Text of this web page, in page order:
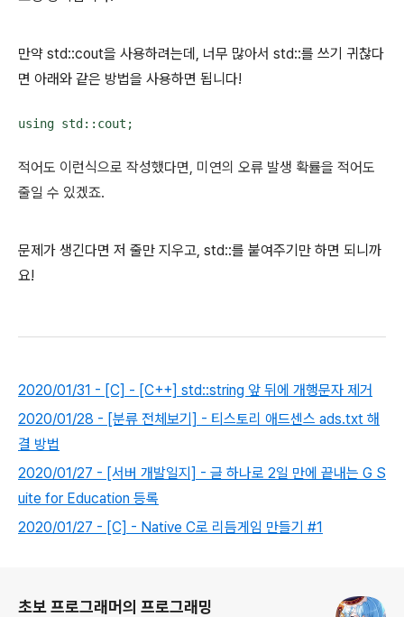
만약 std::cout을 사용하려는데, 너무 많아서 std::를 쓰기 귀찮다
면 아래와 같은 방법을 사용하면 됩니다!
적어도 이런식으로 작성했다면, 미연의 오류 발생 확률을 적어도
줄일 수 있겠죠.
문제가 생긴다면 저 줄만 지우고, std::를 붙여주기만 하면 되니까
요!
2020/01/31 - [C] - [C++] std::string 앞 뒤에 개행문자 제거
2020/01/28 - [분류 전체보기] - 티스토리 애드센스 ads.txt 해
결 방법
2020/01/27 - [서버 개발일지] - 글 하나로 2일 만에 끝내는 G S
uite for Education 등록
2020/01/27 - [C] - Native C로 리듬게임 만들기 #1
초보 프로그래머의 프로그래밍